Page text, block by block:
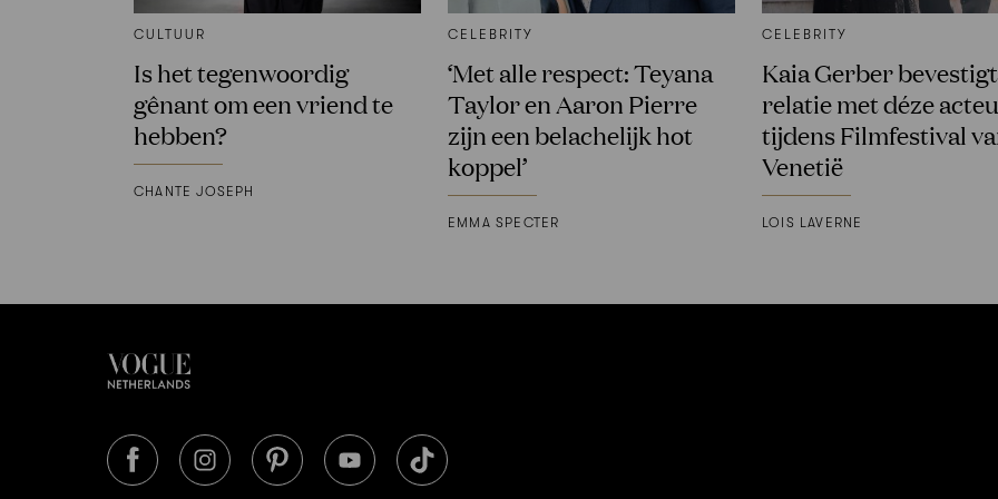
CULTUUR
Is het tegenwoordig
gênant om een vriend te
hebben?
CHANTE JOSEPH
CELEBRITY
‘Met alle respect: Teyana
Taylor en Aaron Pierre
zijn een belachelijk hot
koppel’
EMMA SPECTER
CELEBRITY
Kaia Gerber bevestigt
relatie met déze
tijdens Filmfestival
Venetië
LOIS LAVERNE